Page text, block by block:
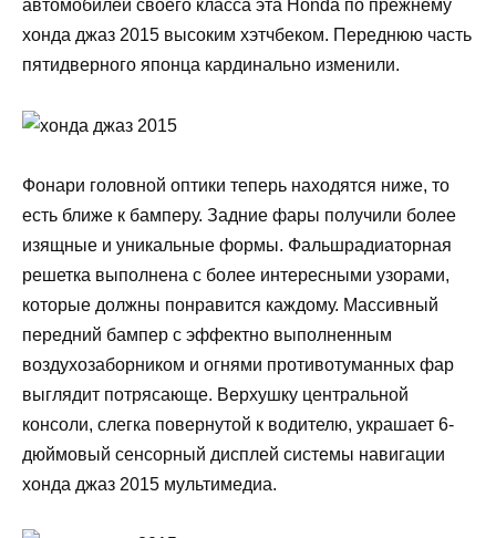
автомобилей своего класса эта Honda по прежнему
хонда джаз 2015 высоким хэтчбеком. Переднюю часть
пятидверного японца кардинально изменили.
Фонари головной оптики теперь находятся ниже, то
есть ближе к бамперу. Задние фары получили более
изящные и уникальные формы. Фальшрадиаторная
решетка выполнена с более интересными узорами,
которые должны понравится каждому. Массивный
передний бампер с эффектно выполненным
воздухозаборником и огнями противотуманных фар
выглядит потрясающе. Верхушку центральной
консоли, слегка повернутой к водителю, украшает 6-
дюймовый сенсорный дисплей системы навигации
хонда джаз 2015 мультимедиа.